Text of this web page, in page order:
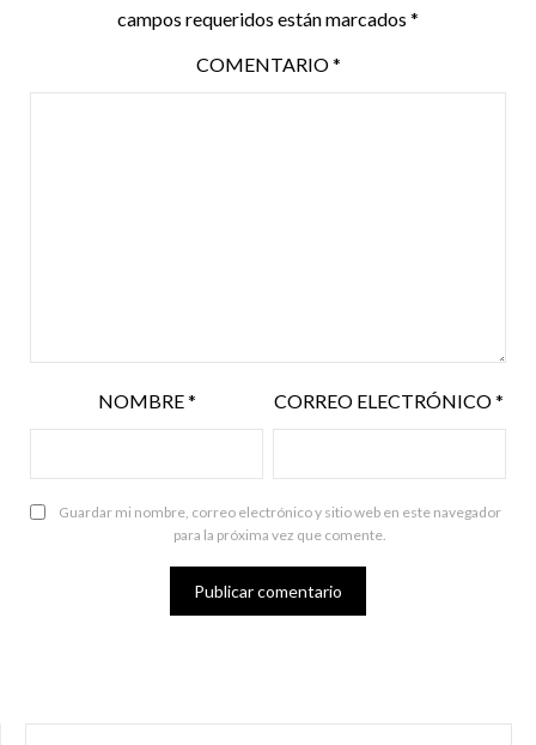
campos requeridos están marcados *
COMENTARIO*
NOMBRE* CORREO ELECTRÓNICO*
Guardar mi nombre, correo electrónico y sitio web en este navegador
para la próxima vez que comente.